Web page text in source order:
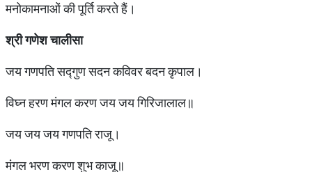
मनोकामनाओं की पूर्ति करते हैं।
श्रीगणेशचालीसा
जय गणपति सद्गुण सदन कविवर बदन कृपाल।
विघ्न हरण मंगल करण जय जय गिरिजालाल॥
जय जय जय गणपति राजू।
मंगल भरण करण शुभ काजू॥